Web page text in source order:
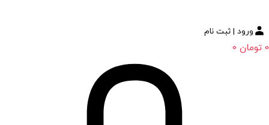
ورود | ثبت نام
0 تومان 0